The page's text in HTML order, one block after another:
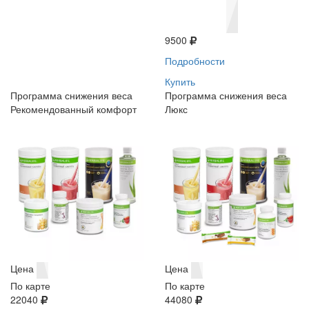
9500
Подробности
Купить
Программа снижения веса
Рекомендованный комфорт
Цена
По карте
22040
Программа снижения веса
Люкс
Цена
По карте
44080